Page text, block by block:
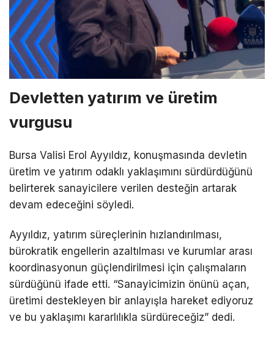
Devletten yatırım ve üretim
vurgusu
Bursa Valisi Erol Ayyıldız, konuşmasında devletin
üretim ve yatırım odaklı yaklaşımını sürdürdüğünü
belirterek sanayicilere verilen desteğin artarak
devam edeceğini söyledi.
Ayyıldız, yatırım süreçlerinin hızlandırılması,
bürokratik engellerin azaltılması ve kurumlar arası
koordinasyonun güçlendirilmesi için çalışmaların
sürdüğünü ifade etti. “Sanayicimizin önünü açan,
üretimi destekleyen bir anlayışla hareket ediyoruz
ve bu yaklaşımı kararlılıkla sürdüreceğiz” dedi.